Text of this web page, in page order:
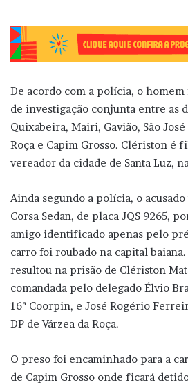
De acordo com a polícia, o homem
de investigação conjunta entre as
Quixabeira, Mairi, Gavião, São
Roça e Capim Grosso. Clériston é
vereador da cidade de Santa Luz,
Ainda segundo a polícia, o
Corsa Sedan, de placa JQS 9265,
amigo identificado apenas pelo
carro foi roubado na capital
resultou na prisão de Clériston
comandada pelo delegado Élvio
16ª Coorpin, e José Rogério
DP de Várzea da Roça.
O preso foi encaminhado para a
de Capim Grosso onde ficará